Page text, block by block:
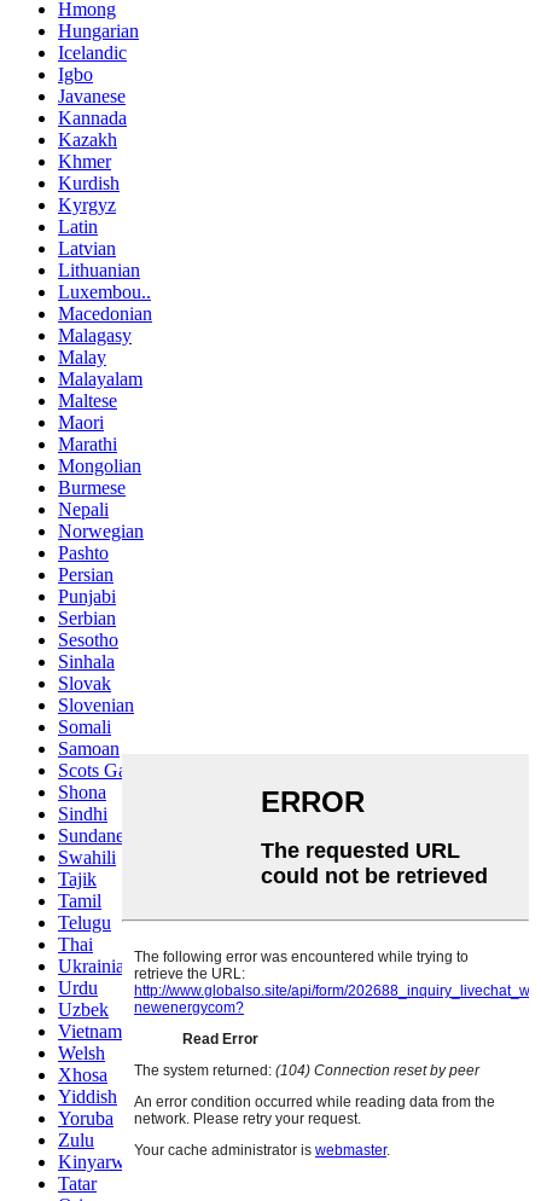
Hmong
Hungarian
Icelandic
Igbo
Javanese
Kannada
Kazakh
Khmer
Kurdish
Kyrgyz
Latin
Latvian
Lithuanian
Luxembou..
Macedonian
Malagasy
Malay
Malayalam
Maltese
Maori
Marathi
Mongolian
Burmese
Nepali
Norwegian
Pashto
Persian
Punjabi
Serbian
Sesotho
Sinhala
Slovak
Slovenian
Somali
Samoan
Scots Gaelic
Shona
Sindhi
Sundanese
Swahili
Tajik
Tamil
Telugu
Thai
Ukrainian
Urdu
Uzbek
Vietnamese
Welsh
Xhosa
Yiddish
Yoruba
Zulu
Kinyarwanda
Tatar